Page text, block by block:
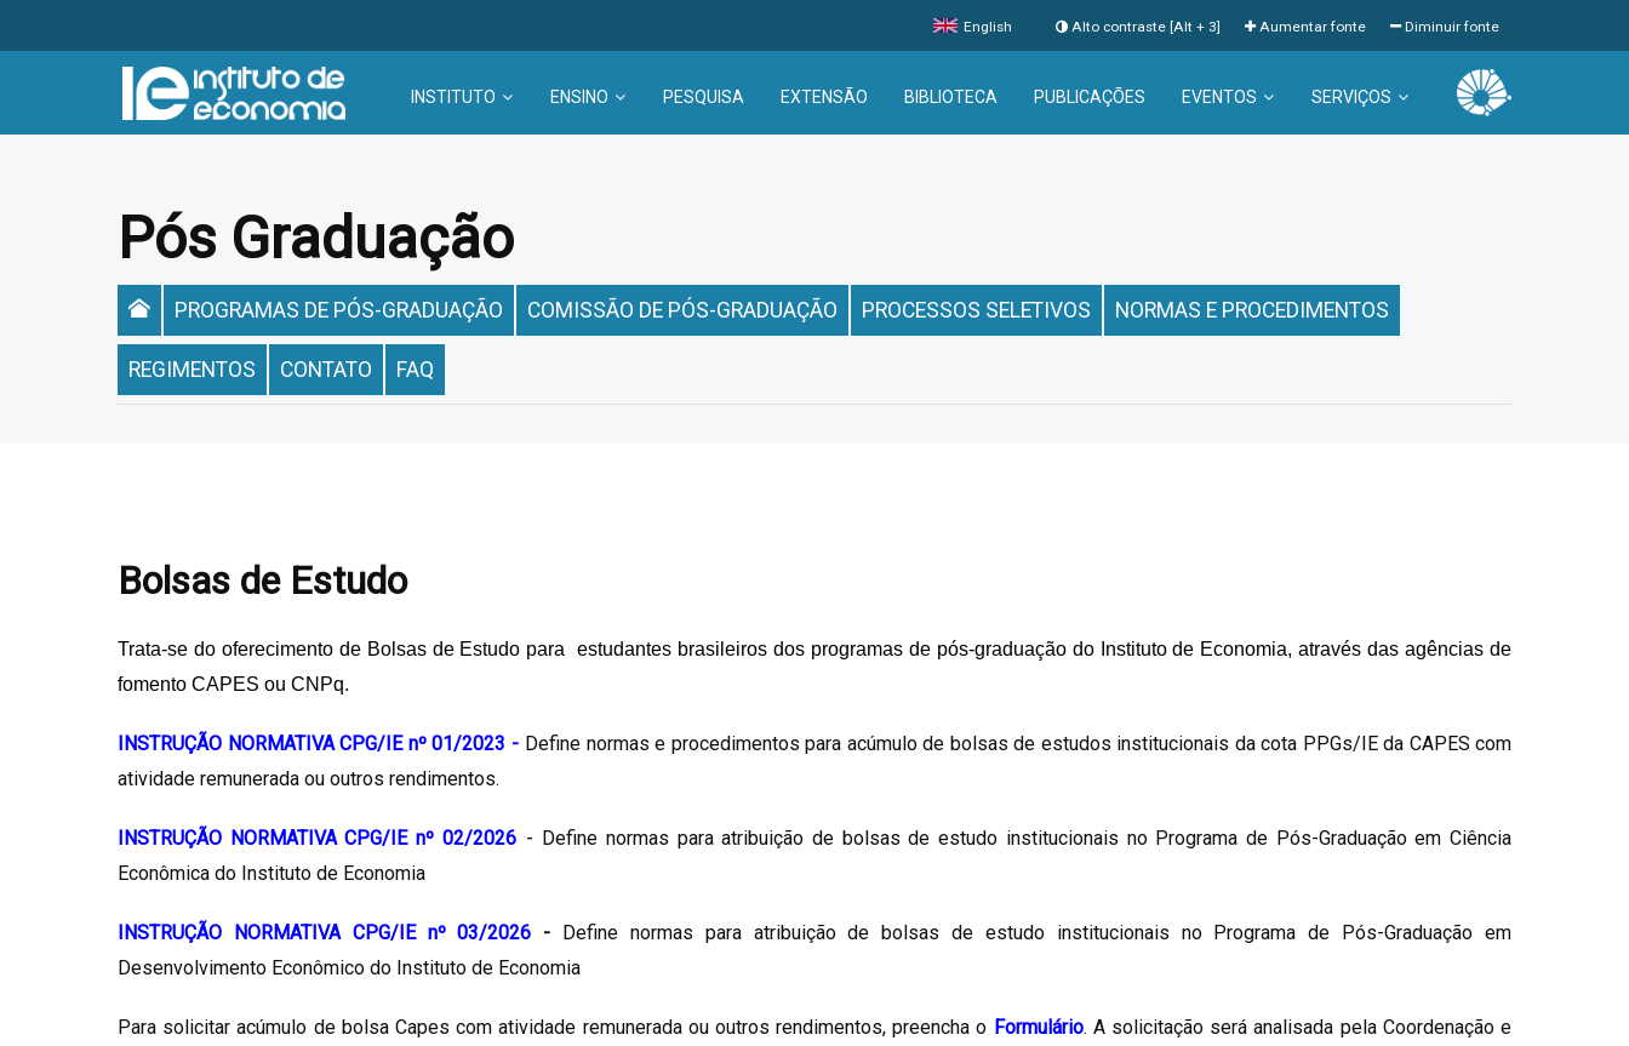
English Diminuir fonte
Aumentar fonte
Alto contraste [Alt + 3]
INSTITUTO ENSINO PESQUISA EXTENSÃO BIBLIOTECA PUBLICAÇÕES EVENTOS SERVIÇOS
Pós Graduação
PROGRAMAS DE PÓS-GRADUAÇÃO COMISSÃO DE PÓS-GRADUAÇÃO PROCESSOS SELETIVOS NORMAS E PROCEDIMENTOS
REGIMENTOS CONTATO FAQ
Bolsas de Estudo
Trata-se do oferecimento de Bolsas de Estudo paraestudantes brasileirosdos programas de pós-graduação do Instituto de Economia, através das agências de
fomento CAPES ou CNPq.
INSTRUÇÃO NORMATIVA CPG/IE nº 01/2023 - Define normas e procedimentos para acúmulo de bolsas de estudos institucionais da cota PPGs/IE da CAPES com
atividade remunerada ou outros rendimentos.
INSTRUÇÃO NORMATIVA CPG/IEnº 02/2026 - Define normas para atribuição de bolsas de estudo institucionais no Programa de Pós-Graduação em Ciência
Econômica do Instituto de Economia
INSTRUÇÃO NORMATIVA CPG/IEnº 03/2026 - Define normas para atribuição de bolsas de estudo institucionais no Programa de Pós-Graduação em
Desenvolvimento Econômico do Instituto de Economia
Para solicitar acúmulo de bolsa Capes com atividade remunerada ou outros rendimentos, preencha o Formulário. A solicitação será analisada pela Coordenação e